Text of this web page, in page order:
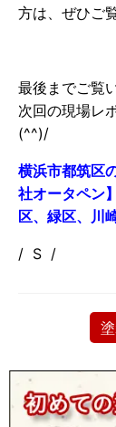
方は、ぜひご
最後までご覧
次回の現場レ
(^^)/
横浜市都筑区
社オータペン
区、緑区、川
/ S /